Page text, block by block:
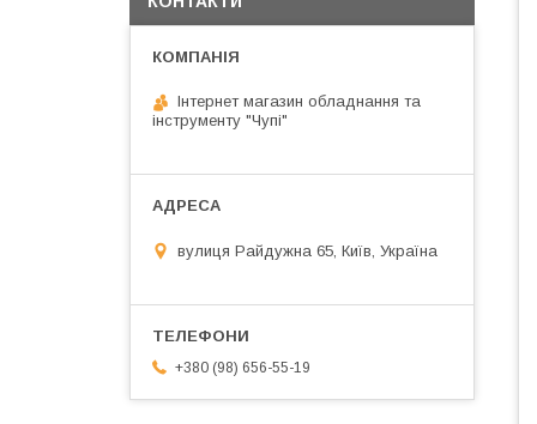
Інтернет магазин обладнання та
інструменту "Чупі"
вулиця Райдужна 65, Київ, Україна
+380 (98) 656-55-19